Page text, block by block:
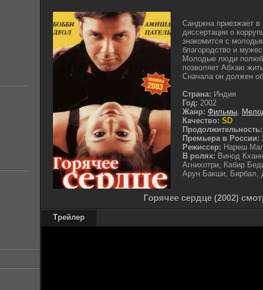
Санджна приезжает
диссертации о
знакомится с
благородство и
Молодые люди
позволяет Абхаю
Сначала он должен
Страна: Индия
Год: 2002
Жанр: Фильмы,
Качество: SD
Продолжительность:
Премьера в России:
Режиссер: Нареш
В ролях: Винод
Агнихотри, Кабир
Арун Бакши, Бирбал,
Горячее сердце (2002)
Трейлер